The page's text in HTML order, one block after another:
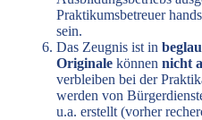
Praktikumsbetreuer
sein.
Das Zeugnis ist in
Originale können nicht
verbleiben bei der
werden von
u.a. erstellt (vorher